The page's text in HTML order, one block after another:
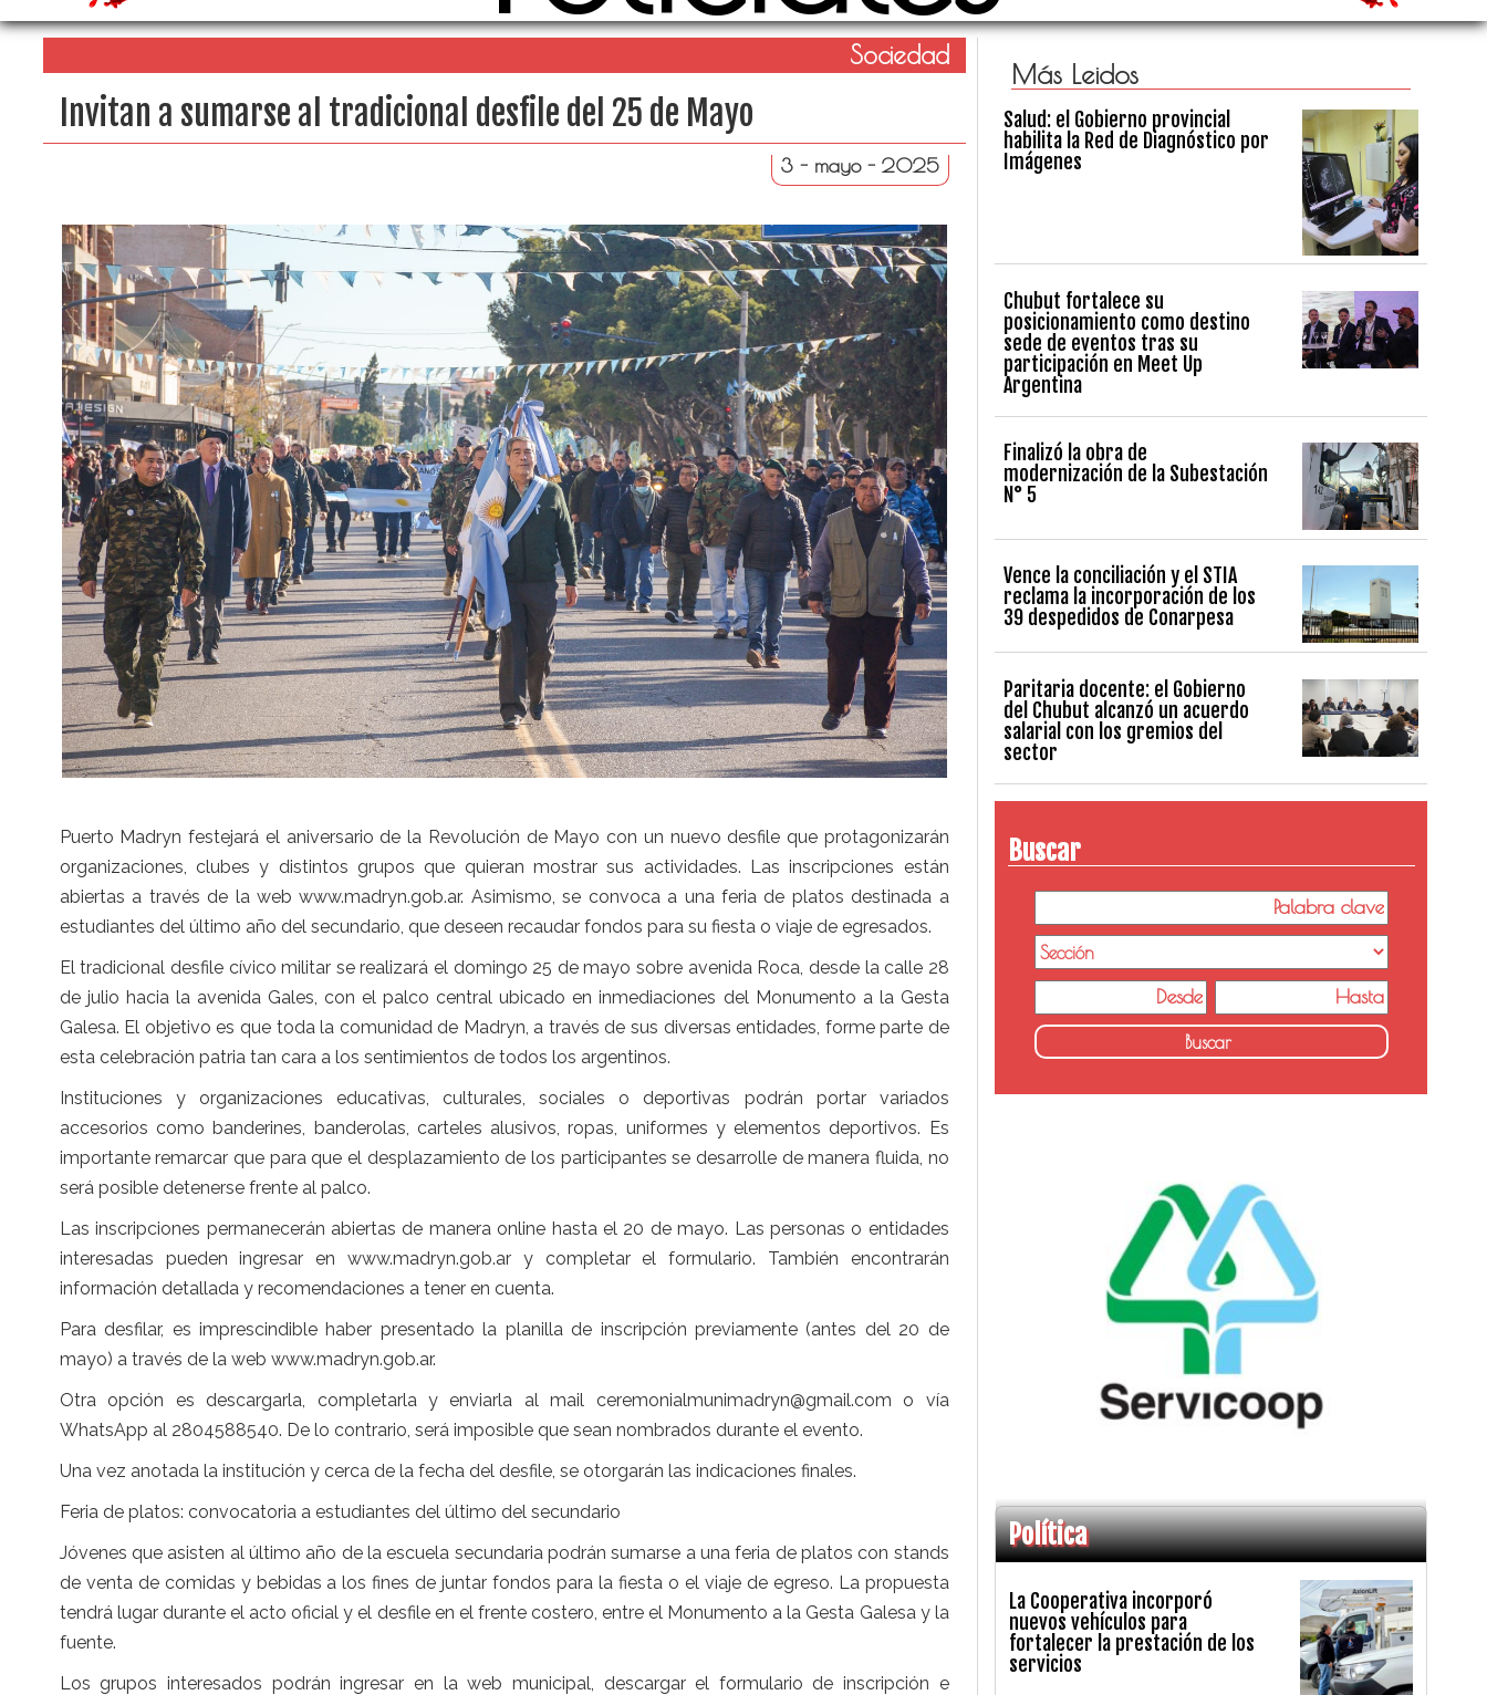
Sociedad
Invitan a sumarse al tradicional desfile del 25 de Mayo
3 - mayo - 2025
Puerto Madryn festejará el aniversario de la Revolución de Mayo con un nuevo desfile que protagonizarán
organizaciones, clubes y distintos grupos que quieran mostrar sus actividades. Las inscripciones están
abiertas a través de la web www.madryn.gob.ar. Asimismo, se convoca a una feria de platos destinada a
estudiantes del último año del secundario, que deseen recaudar fondos para su fiesta o viaje de egresados.
El tradicional desfile cívico militar se realizará el domingo 25 de mayo sobre avenida Roca, desde la calle 28
de julio hacia la avenida Gales, con el palco central ubicado en inmediaciones del Monumento a la Gesta
Galesa. El objetivo es que toda la comunidad de Madryn, a través de sus diversas entidades, forme parte de
esta celebración patria tan cara a los sentimientos de todos los argentinos.
Instituciones y organizaciones educativas, culturales, sociales o deportivas podrán portar variados
accesorios como banderines, banderolas, carteles alusivos, ropas, uniformes y elementos deportivos. Es
importante remarcar que para que el desplazamiento de los participantes se desarrolle de manera fluida, no
será posible detenerse frente al palco.
Las inscripciones permanecerán abiertas de manera online hasta el 20 de mayo. Las personas o entidades
interesadas pueden ingresar en www.madryn.gob.ar y completar el formulario. También encontrarán
información detallada y recomendaciones a tener en cuenta.
Para desfilar, es imprescindible haber presentado la planilla de inscripción previamente (antes del 20 de
mayo) a través de la web www.madryn.gob.ar.
Otra opción es descargarla, completarla y enviarla al mail ceremonialmunimadryn@gmail.com o vía
WhatsApp al 2804588540. De lo contrario, será imposible que sean nombrados durante el evento.
Una vez anotada la institución y cerca de la fecha del desfile, se otorgarán las indicaciones finales.
Feria de platos: convocatoria a estudiantes del último del secundario
Jóvenes que asisten al último año de la escuela secundaria podrán sumarse a una feria de platos con stands
de venta de comidas y bebidas a los fines de juntar fondos para la fiesta o el viaje de egreso. La propuesta
tendrá lugar durante el acto oficial y el desfile en el frente costero, entre el Monumento a la Gesta Galesa y la
fuente.
Los grupos interesados podrán ingresar en la web municipal, descargar el formulario de inscripción e
Más Leidos
Salud: el Gobierno provincial
habilita la Red de Diagnóstico por
Imágenes
Chubut fortalece su
posicionamiento como destino
sede de eventos tras su
participación en Meet Up
Argentina
Finalizó la obra de
modernización de la Subestación
N° 5
Vence la conciliación y el STIA
reclama la incorporación de los
39 despedidos de Conarpesa
Paritaria docente: el Gobierno
del Chubut alcanzó un acuerdo
salarial con los gremios del
sector
Buscar
Política
La Cooperativa incorporó
nuevos vehículos para
fortalecer la prestación de los
servicios